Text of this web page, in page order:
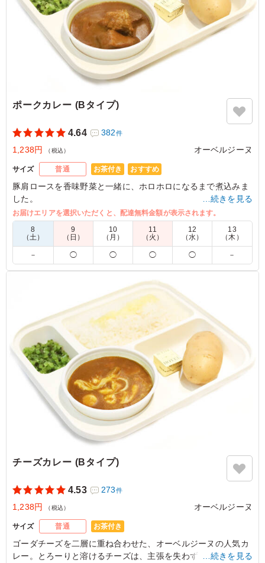
5.0 株式会社オクタゴン
大ぶりのえびはプリッとした食感で食べ応え抜群でし
た！！濃厚なルーにえびのうま味が溶け込み、スパイスの
香りとまろやかなコクが絶妙に調和した贅沢なカレーでし
た。また注文します。
－
ポークカレー (Bタイプ)
4.64 382件
1,238円 （税込） オーベルジーヌ
サイズ 普通 お茶付き おすすめ
豚肩ロースを香味野菜と一緒に、ホロホロになるまで煮込みま
した。
豚肉の旨味とブイヨンが合わさることで、カレーの魅力を引き
立てます。
濃厚だけど、後味さっぱり。女性にも人気の高い一品です。
※喫食までにバターが溶けてしまう場合がございます。冷蔵庫
等で保管できるご用意をお願い致します。
※オプションにて店舗ロゴ入りの紙のスリーブケース(化粧箱)
をご用意しております。ご希望の際は下記「ご飯の種類」プル
ダウンよりご選択ください。
また、画像サンプルはカテゴリ：「オプション」内の「スリー
ブケース(化粧箱)」をご参照ください。各商品共通のケースと
なります。
5.0 株式会社WonTheFull
オーベルジーヌのポークカレーは、じっくり煮込まれた豚
肉が驚くほど柔らかく、噛むほどに脂の甘みと旨味が口い
っぱいに広がります！濃厚な玉ねぎの甘みとコクのある辛
さがポークの旨味を一層引き立て、ご飯がどんどん進みま
す。添えられたホクホクのバタージャガイモと一緒に味わ
う満足感は格別で、一度食べたら病みつきになる絶品カレ
ーです。
ご利用シーン：イベント運営›
…続きを見る
お届けエリアを選択いただくと、配達無料金額が表示されます。
8
（土）
9
（日）
10
（月）
11
（火）
12
（水）
13
（木）
－ ◯ ◯ ◯ ◯ －
チーズカレー (Bタイプ)
4.53 273件
1,238円 （税込） オーベルジーヌ
サイズ 普通 お茶付き
ゴーダチーズを二層に重ね合わせた、オーベルジーヌの人気カ
レー。とろーりと溶けるチーズは、主張を失わず、カレーのま
…続きを見る